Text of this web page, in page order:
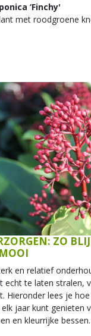
‘Finchy'
met roodgroene
ZO
en relatief
echt te laten stralen,
Hieronder lees je
jaar kunt genieten
en kleurrijke bessen.